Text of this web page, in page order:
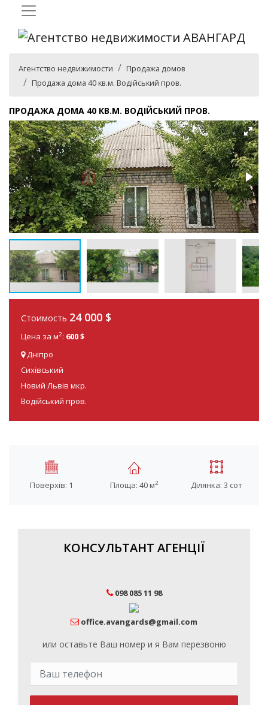
Агентство недвижимости
Продажа домов
Продажа дома 40 кв.м. Водійський пров.
ПРОДАЖА ДОМА 40 КВ.М. ВОДІЙСЬКИЙ ПРОВ.
Стоимость 24 000 $
Цена за м2: 600 $
Дніпро
Сихівський
Новий Львів мкр.
Водійський пров.
Поверхів: 1 Площа: 40 м2 Ділянка: 3 сот
КОНСУЛЬТАНТ АГЕНЦІЇ
098 085 11 98
office.avangards@gmail.com
или оставьте Ваш номер и я Вам перезвоню